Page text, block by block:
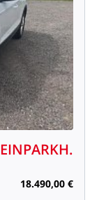
EINPARKH.
18.490,00 €